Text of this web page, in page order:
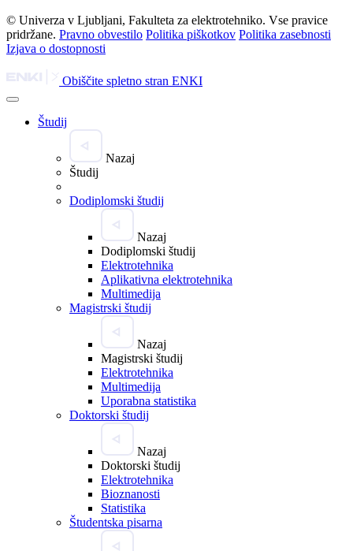
© Univerza v Ljubljani, Fakulteta za elektrotehniko. Vse pravice
pridržane. Pravno obvestilo Politika piškotkov Politika zasebnosti
Izjava o dostopnosti
Obiščite spletno stran ENKI
Študij
Nazaj
Študij
Dodiplomski študij
Nazaj
Dodiplomski študij
Elektrotehnika
Aplikativna elektrotehnika
Multimedija
Magistrski študij
Nazaj
Magistrski študij
Elektrotehnika
Multimedija
Uporabna statistika
Doktorski študij
Nazaj
Doktorski študij
Elektrotehnika
Bioznanosti
Statistika
Študentska pisarna